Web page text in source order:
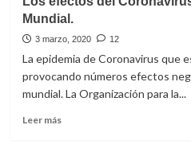
del
Bitcoin:
¿Oportunidad
Mundial.
3 marzo, 2020 12
La epidemia de Coronavirus que
provocando números efectos
mundial. La Organización para la...
Leer másLeer